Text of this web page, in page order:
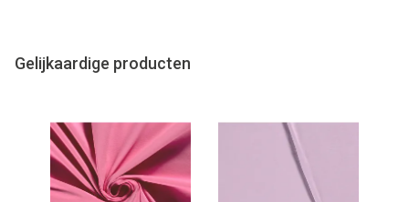
Gelijkaardige producten